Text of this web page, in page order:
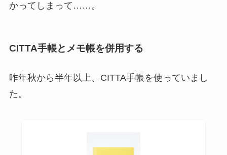
かってしまって……。
CITTA手帳とメモ帳を併用する
昨年秋から半年以上、CITTA手帳を使っていまし
た。